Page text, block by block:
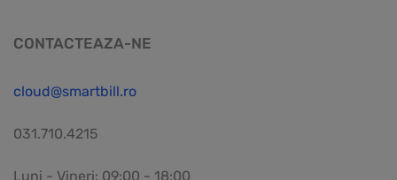
CONTACTEAZA-NE
cloud@smartbill.ro
031.710.4215
Luni - Vineri: 09:00 - 18:00